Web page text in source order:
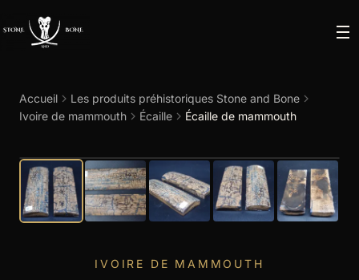
Accueil
Les produits préhistoriques Stone and Bone
Ivoire de mammouth
Écaille Écaille de mammouth
IVOIRE DE MAMMOUTH